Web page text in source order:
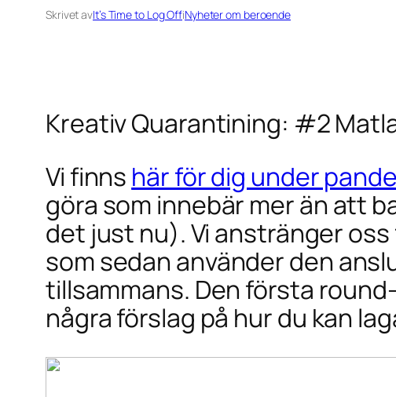
Skrivet avIt’s Time to Log OffiNyheter om beroende
Kreativ Quarantining: #2
Vi finns här för dig under
göra som innebär mer än att
det just nu). Vi anstränger
som sedan använder den
tillsammans. Den första
några förslag på hur du kan